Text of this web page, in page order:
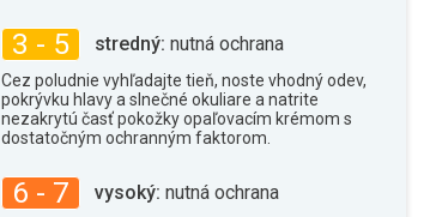
3 - 5 stredný: nutná ochrana
Cez poludnie vyhľadajte tieň, noste vhodný odev,
pokrývku hlavy a slnečné okuliare a natrite
nezakrytú časť pokožky opaľovacím krémom s
dostatočným ochranným faktorom.
6 - 7 vysoký: nutná ochrana